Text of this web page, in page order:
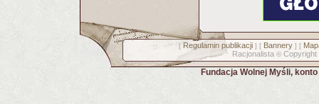
[ Regulamin publikacji] [ Bannery] [
Racjonalista © Copyright
Fundacja Wolnej Myśli,